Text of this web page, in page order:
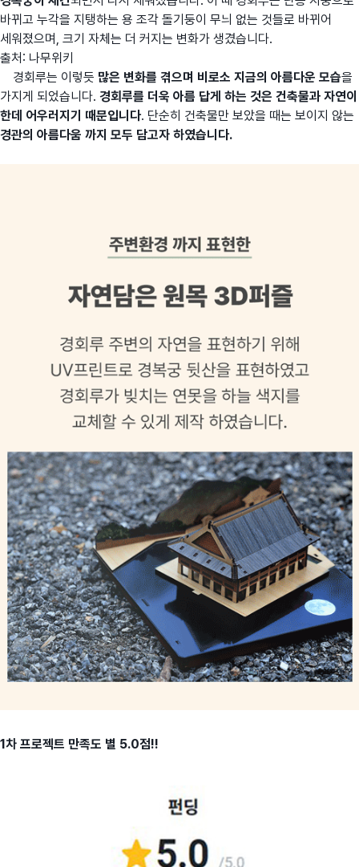
바뀌고 누각을 지탱하는 용 조각 돌기둥이 무늬 없는 것들로 바뀌어
세워졌으며, 크기 자체는 더 커지는 변화가 생겼습니다.
출처: 나무위키
경회루는 이렇듯 많은 변화를 겪으며 비로소 지금의 아름다운 모습을
가지게 되었습니다. 경회루를 더욱 아름 답게 하는 것은 건축물과 자연이
한데 어우러지기 때문입니다. 단순히 건축물만 보았을 때는 보이지 않는
경관의 아름다움 까지 모두 담고자 하였습니다.
1차 프로젝트 만족도 별 5.0점!!